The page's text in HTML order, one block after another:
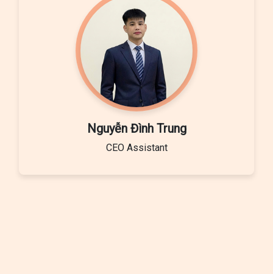
Nguyễn Đình Trung
CEO Assistant